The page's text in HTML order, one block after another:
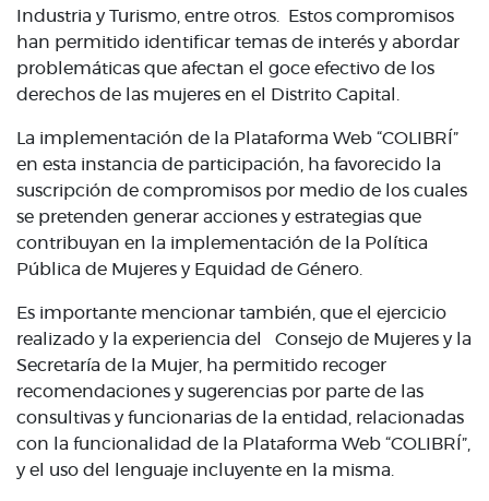
Industria y Turismo, entre otros. Estos compromisos
han permitido identificar temas de interés y abordar
problemáticas que afectan el goce efectivo de los
derechos de las mujeres en el Distrito Capital.
La implementación de la Plataforma Web “COLIBRÍ”
en esta instancia de participación, ha favorecido la
suscripción de compromisos por medio de los cuales
se pretenden generar acciones y estrategias que
contribuyan en la implementación de la Política
Pública de Mujeres y Equidad de Género.
Es importante mencionar también, que el ejercicio
realizado y la experiencia del Consejo de Mujeres y la
Secretaría de la Mujer, ha permitido recoger
recomendaciones y sugerencias por parte de las
consultivas y funcionarias de la entidad, relacionadas
con la funcionalidad de la Plataforma Web “COLIBRÍ”,
y el uso del lenguaje incluyente en la misma.